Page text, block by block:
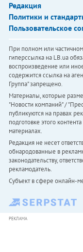
Редакция
Политики и
Пользовательское
При полном или
гиперссылка на LB.ua
воспроизведение или
содержится ссылка на
Группа" запрещено.
Материалы, которые
"Новости компаний" /
публикуются на правах
подготовке этого
материалах.
Редакция не несет
обнародованные в
законодательству,
рекламодатель.
Субъект в сфере онлайн-
РЕКЛАМА